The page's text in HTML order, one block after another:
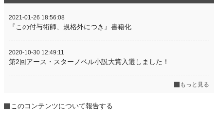
2021-01-26 18:56:08
『この付与術師、規格外につき』書籍化
2020-10-30 12:49:11
第2回アース・スターノベル小説大賞入選しました！
もっと見る
このコンテンツについて報告する